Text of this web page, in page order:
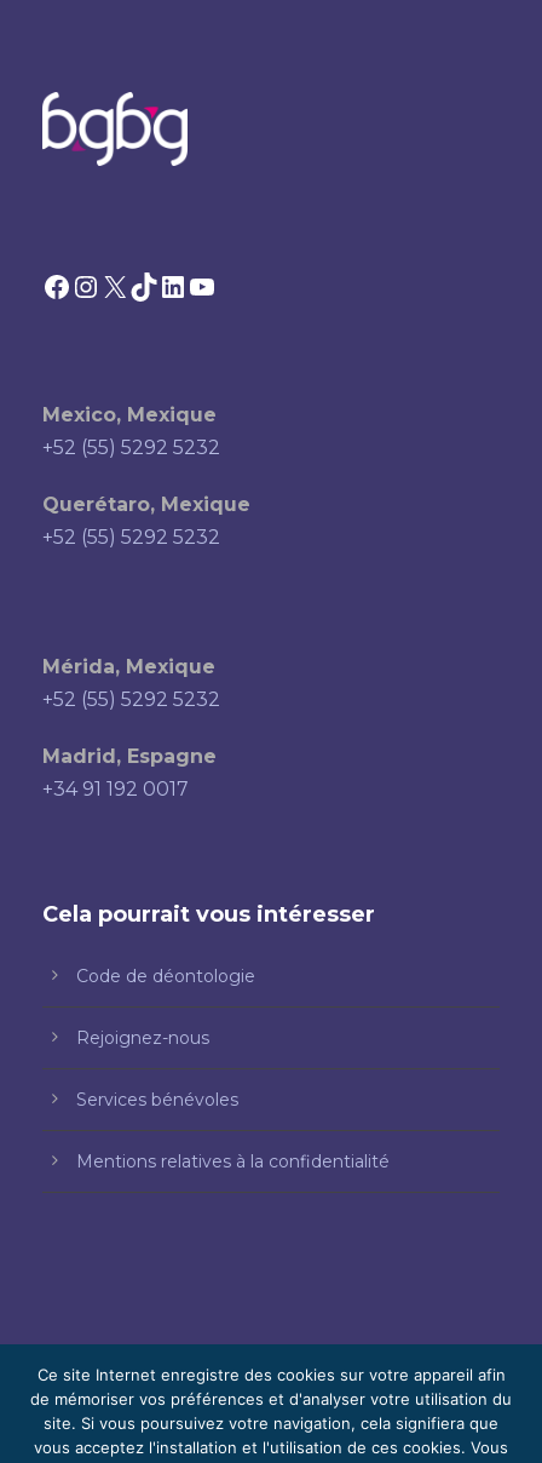
Facebook Instagram X TikTok LinkedIn YouTube
Mexico, Mexique
+52 (55) 5292 5232
Querétaro, Mexique
+52 (55) 5292 5232
Mérida, Mexique
+52 (55) 5292 5232
Madrid, Espagne
+34 91 192 0017
Cela pourrait vous intéresser
Code de déontologie
Rejoignez-nous
Services bénévoles
Mentions relatives à la confidentialité
© 2026 Bello, Gallardo, Bonequi et García,
S.C.
Ce site Internet enregistre des cookies sur votre appareil afin
de mémoriser vos préférences et d'analyser votre utilisation du
site. Si vous poursuivez votre navigation, cela signifiera que
vous acceptez l'installation et l'utilisation de ces cookies. Vous